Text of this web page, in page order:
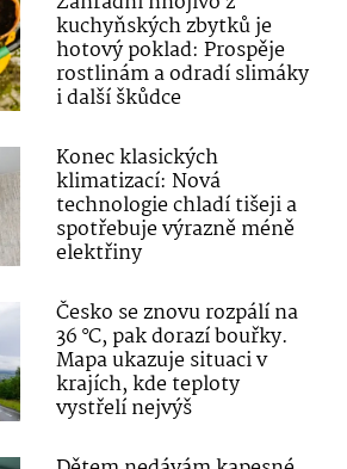
kuchyňských zbytků je
hotový poklad: Prospěje
rostlinám a odradí slimáky
i další škůdce
Konec klasických
klimatizací: Nová
technologie chladí tišeji a
spotřebuje výrazně méně
elektřiny
Česko se znovu rozpálí na
36 °C, pak dorazí bouřky.
Mapa ukazuje situaci v
krajích, kde teploty
vystřelí nejvýš